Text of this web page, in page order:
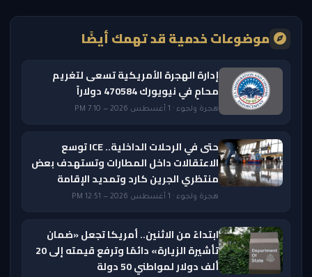
موضوعات خدمية قد تهمك أيضًا
إدارة الهجرة الأمريكية تسعى لتغريم
محامٍ في نيويورك 470584 دولاراً
هجرة ولجوء · 1 أغسطس 2026 — 7:10 PM
حتى في الرحلات الداخلية.. ICE توسع
الاعتقالات داخل المطارات وتستهدف بعض
منتظري الجرين كارد وتمديد الإقامة
هجرة ولجوء · 1 أغسطس 2026 — 12:51 PM
ابتداءً من الاثنين.. أمريكا تجعل «ضمان
تأشيرة الزيارة» دائمًا وترفع قيمته إلى 20
ألف دولار لمواطني 50 دولة